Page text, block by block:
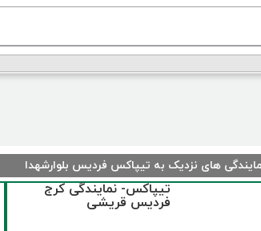
های نزدیک به تیپاکس فردیس بلوارشهدا
تیپاکس- نمایندگی کرج
فردیس قریشی